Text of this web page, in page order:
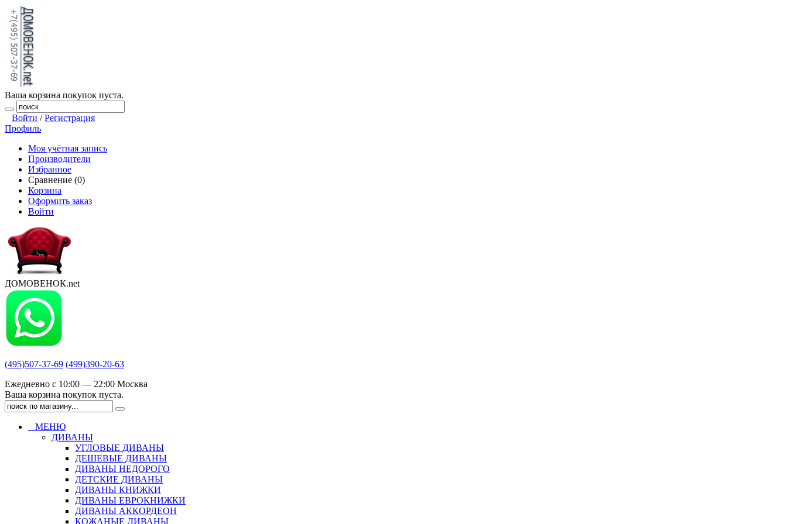
Ваша корзина покупок пуста.
Войти /Регистрация
Профиль
Моя учётная запись
Производители
Избранное
Сравнение (0)
Корзина
Оформить заказ
Войти
ДОМОВЕНОК.net
(495)507-37-69 (499)390-20-63
Ежедневно с 10:00 — 22:00 Москва
Ваша корзина покупок пуста.
МЕНЮ
ДИВАНЫ
УГЛОВЫЕ ДИВАНЫ
ДЕШЕВЫЕ ДИВАНЫ
ДИВАНЫ НЕДОРОГО
ДЕТСКИЕ ДИВАНЫ
ДИВАНЫ КНИЖКИ
ДИВАНЫ ЕВРОКНИЖКИ
ДИВАНЫ АККОРДЕОН
КОЖАНЫЕ ДИВАНЫ